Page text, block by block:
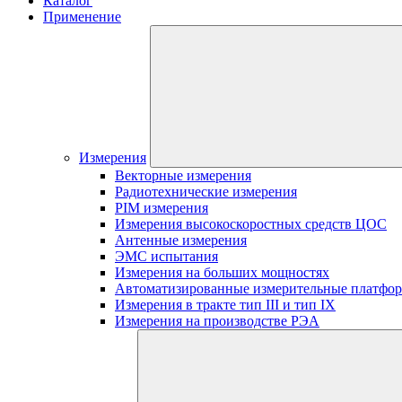
Применение
Измерения
Векторные измерения
Радиотехнические измерения
PIM измерения
Измерения высокоскоростных средств ЦОС
Антенные измерения
ЭМС испытания
Измерения на больших мощностях
Автоматизированные измерительные
Измерения в тракте тип III и тип IX
Измерения на производстве РЭА